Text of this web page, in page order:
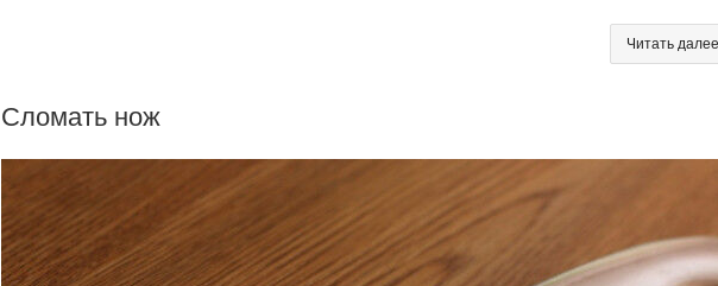
Читать далее
Сломать нож